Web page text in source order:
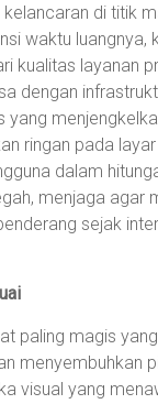
di titik
waktu luangnya,
kualitas layanan
dengan
ringan pada
dalam
menjaga agar
sejak
paling magis
menyembuhkan
visual yang